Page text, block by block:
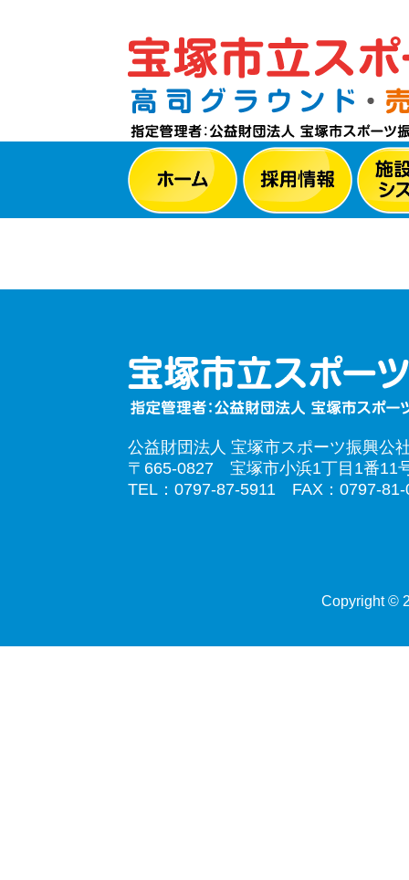
公益財団法人 宝塚市スポーツ振興公
〒665-0827 宝塚市小浜1丁目1番11
TEL：0797-87-5911 FAX：0797-81-
Copyright ©